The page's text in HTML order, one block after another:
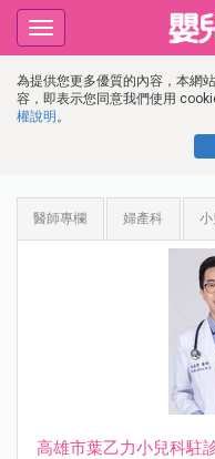
為提供您更多優質的內容，本網
容，即表示您同意我們使用
權說明 。
Toggle
navigation
醫師專欄 婦產科
高雄市葉乙力小兒科駐